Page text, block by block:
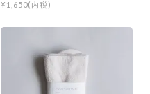
¥1,650(内税)